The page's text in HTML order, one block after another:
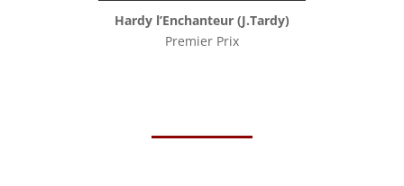
Hardy l’Enchanteur (J.Tardy)
Premier Prix